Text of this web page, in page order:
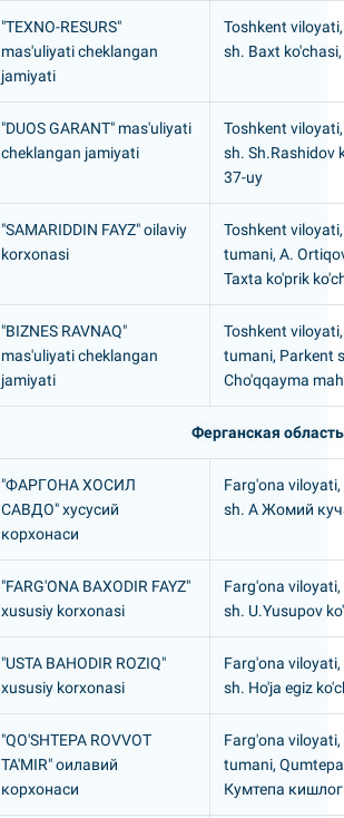
"TEXNO-RESURS"
mas'uliyati cheklangan
jamiyati
Toshkent
sh. Baxt
"DUOS GARANT" mas'uliyati
cheklangan jamiyati
Toshkent
sh. Sh.Rashidov
37-uy
"SAMARIDDIN FAYZ" oilaviy
korxonasi
Toshkent
tumani, A.
Taxta ko'prik
"BIZNES RAVNAQ"
mas'uliyati cheklangan
jamiyati
Toshkent
tumani, Parkent
Cho'qqayma
Ферганская область
"ФАРГОHА ХОСИЛ
САВДО" хусусий
корхонаси
Farg'ona
sh. А Жомий
"FARG'ONA BAXODIR FAYZ"
xususiy korxonasi
Farg'ona
sh. U.Yusupov
"USTA BAHODIR ROZIQ"
xususiy korxonasi
Farg'ona
sh. Ho'ja egiz
"QO'SHTEPA ROVVOT
TA'MIR" оилавий
корхонаси
Farg'ona viloyati,
tumani,
Кумтепа